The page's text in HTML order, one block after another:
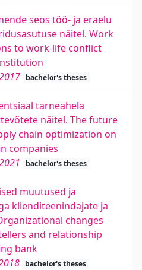
seos töö- ja eraelu
näitel. Work
to work-life conflict
bachelor's theses
tarneahela
näitel. The future
chain optimization on
companies
bachelor's theses
muutused ja
klienditeenindajate ja
changes
and relationship
bank
bachelor's theses